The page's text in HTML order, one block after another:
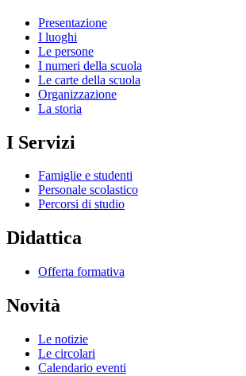
Presentazione
I luoghi
Le persone
I numeri della scuola
Le carte della scuola
Organizzazione
La storia
I Servizi
Famiglie e studenti
Personale scolastico
Percorsi di studio
Didattica
Offerta formativa
Novità
Le notizie
Le circolari
Calendario eventi